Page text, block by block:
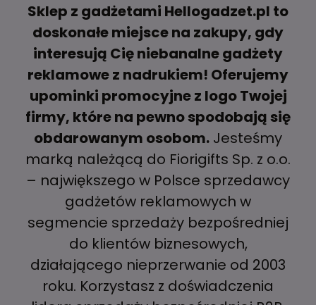
Sklep z gadżetami Hellogadzet.pl to
doskonałe miejsce na zakupy, gdy
interesują Cię niebanalne gadżety
reklamowe z nadrukiem! Oferujemy
upominki promocyjne z logo Twojej
firmy, które na pewno spodobają się
obdarowanym osobom. Jesteśmy
marką należącą do Fiorigifts Sp. z o.o.
– największego w Polsce sprzedawcy
gadżetów reklamowych w
segmencie sprzedaży bezpośredniej
do klientów biznesowych,
działającego nieprzerwanie od 2003
roku. Korzystasz z doświadczenia